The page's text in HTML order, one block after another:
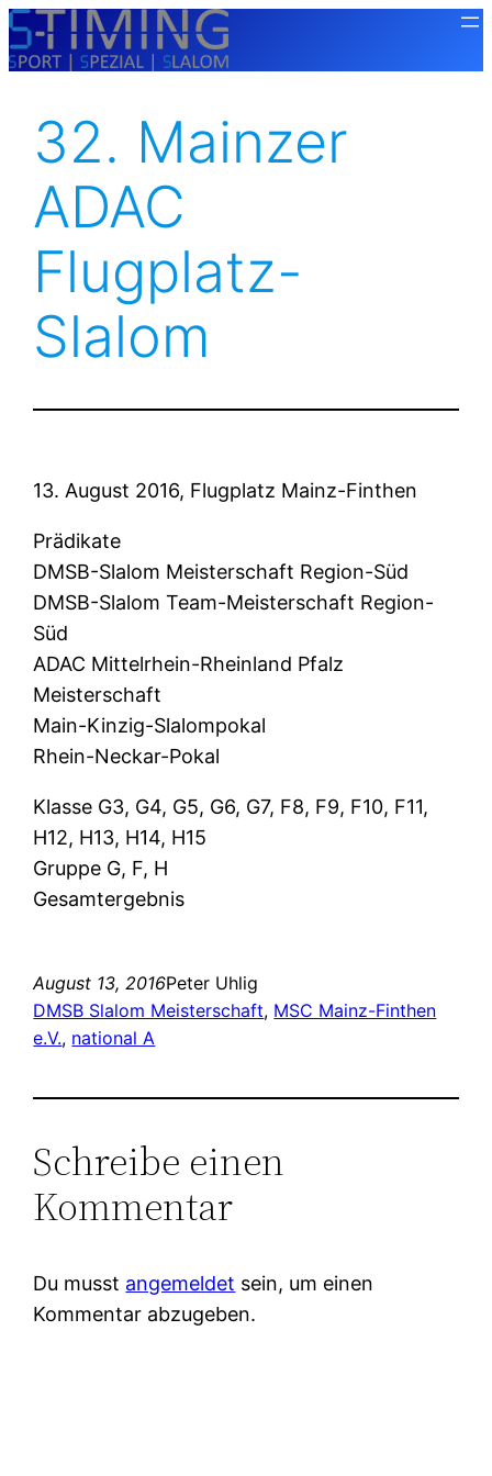
Zum
Inhalt
32. Mainzer
ADAC
Flugplatz-
Slalom
13. August 2016, Flugplatz Mainz-Finthen
Prädikate
DMSB-Slalom Meisterschaft Region-Süd
DMSB-Slalom Team-Meisterschaft Region-
Süd
ADAC Mittelrhein-Rheinland Pfalz
Meisterschaft
Main-Kinzig-Slalompokal
Rhein-Neckar-Pokal
Klasse G3, G4, G5, G6, G7, F8, F9, F10, F11,
H12, H13, H14, H15
Gruppe G, F, H
Gesamtergebnis
August 13, 2016Peter Uhlig
DMSB Slalom Meisterschaft, MSC Mainz-Finthen
e.V., national A
Schreibe einen
Kommentar
Du musst angemeldet sein, um einen
Kommentar abzugeben.